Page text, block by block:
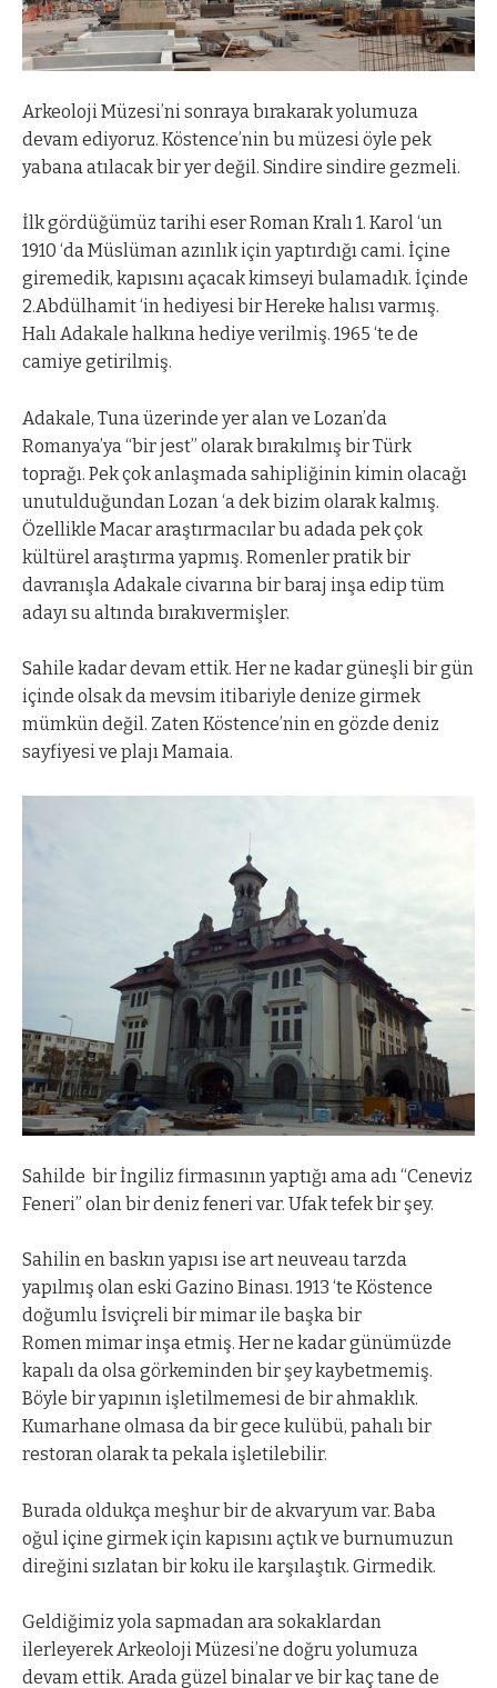
Arkeoloji Müzesi’ni sonraya bırakarak yolumuza
devam ediyoruz. Köstence’nin bu müzesi öyle pek
yabana atılacak bir yer değil. Sindire sindire gezmeli.
İlk gördüğümüz tarihi eser Roman Kralı 1. Karol ‘un
1910 ‘da Müslüman azınlık için yaptırdığı cami. İçine
giremedik, kapısını açacak kimseyi bulamadık. İçinde
2.Abdülhamit ‘in hediyesi bir Hereke halısı varmış.
Halı Adakale halkına hediye verilmiş. 1965 ‘te de
camiye getirilmiş.
Adakale, Tuna üzerinde yer alan ve Lozan’da
Romanya’ya “bir jest” olarak bırakılmış bir Türk
toprağı. Pek çok anlaşmada sahipliğinin kimin olacağı
unutulduğundan Lozan ‘a dek bizim olarak kalmış.
Özellikle Macar araştırmacılar bu adada pek çok
kültürel araştırma yapmış. Romenler pratik bir
davranışla Adakale civarına bir baraj inşa edip tüm
adayı su altında bırakıvermişler.
Sahile kadar devam ettik. Her ne kadar güneşli bir gün
içinde olsak da mevsim itibariyle denize girmek
mümkün değil. Zaten Köstence’nin en gözde deniz
sayfiyesi ve plajı Mamaia.
Sahilde bir İngiliz firmasının yaptığı ama adı “Ceneviz
Feneri” olan bir deniz feneri var. Ufak tefek bir şey.
Sahilin en baskın yapısı ise art neuveau tarzda
yapılmış olan eski Gazino Binası. 1913 ‘te Köstence
doğumlu İsviçreli bir mimar ile başka bir
Romenmimar inşa etmiş. Her ne kadar günümüzde
kapalı da olsa görkeminden bir şey kaybetmemiş.
Böyle bir yapının işletilmemesi de bir ahmaklık.
Kumarhane olmasa da bir gece kulübü, pahalı bir
restoran olarak ta pekala işletilebilir.
Burada oldukça meşhur bir de akvaryum var. Baba
oğul içine girmek için kapısını açtık ve burnumuzun
direğini sızlatan bir koku ile karşılaştık. Girmedik.
Geldiğimiz yola sapmadan ara sokaklardan
ilerleyerek Arkeoloji Müzesi’ne doğru yolumuza
devam ettik. Arada güzel binalar ve bir kaç tane de